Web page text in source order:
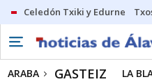
Celedón Txiki y Edurne
ARABA GASTEIZ LA